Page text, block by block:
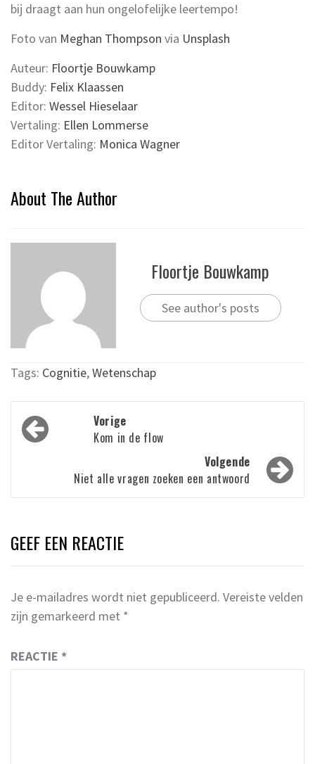
bij draagt aan hun ongelofelijke leertempo!
Foto van Meghan Thompson via Unsplash
Auteur: Floortje Bouwkamp
Buddy: Felix Klaassen
Editor: Wessel Hieselaar
Vertaling: Ellen Lommerse
Editor Vertaling: Monica Wagner
About The Author
Floortje Bouwkamp
See author's posts
Tags: Cognitie,Wetenschap
Bericht
navigatie
Vorige
Kom in de flow
Volgende
Niet alle vragen zoeken een antwoord
GEEF EEN REACTIE
Je e-mailadres wordt niet gepubliceerd. Vereiste velden
zijn gemarkeerd met *
REACTIE *